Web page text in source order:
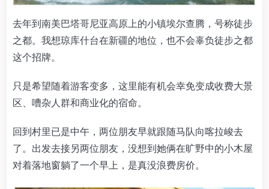
去年到南美巴塔哥尼亚高原上的小镇埃尔查腾，号称徒步
之都。我想琼库什台在新疆的地位，也不会辜负徒步之都
这个招牌。
只是希望随着游客变多，这里能有机会幸免变成收费大景
区、嘈杂人群和商业化的宿命。
回到村里已是中午，两位朋友早就跟随马队向喀拉峻去
了。出发去接另两位朋友，没想到她俩在旷野中的小木屋
对着落地窗躺了一个早上，是真没浪费房价。